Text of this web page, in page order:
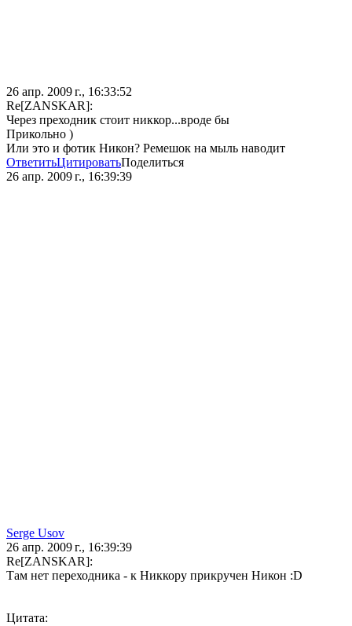
26 апр. 2009 г., 16:33:52
Re[ZANSKAR]:
Через преходник стоит никкор...вроде бы
Прикольно )
Или это и фотик Никон? Ремешок на мыль наводит
ОтветитьЦитироватьПоделиться
26 апр. 2009 г., 16:39:39
Serge Usov
26 апр. 2009 г., 16:39:39
Re[ZANSKAR]:
Там нет переходника - к Никкору прикручен Никон :D
Цитата: